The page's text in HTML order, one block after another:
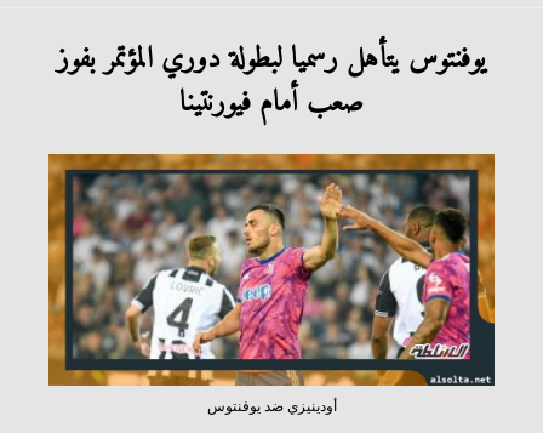
يوفنتوس يتأهل رسميا لبطولة دوري المؤتمر بفوز
صعب أمام فيورنتينا
أودينيزي ضد يوفنتوس